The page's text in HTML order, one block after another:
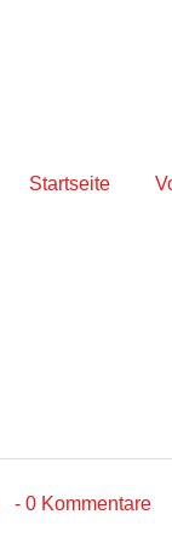
Startseite
- 0 Kommentare